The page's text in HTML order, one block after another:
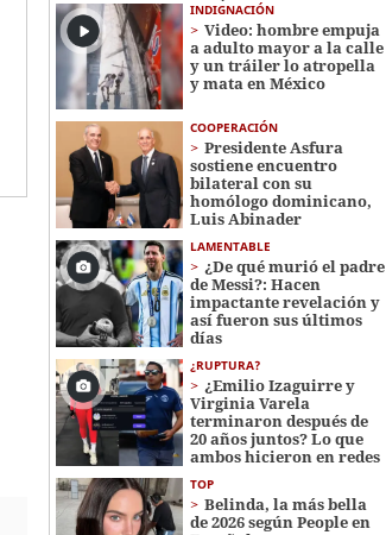
INDIGNACIÓN
Video: hombre empuja
a adulto mayor a la calle
y un tráiler lo atropella
y mata en México
COOPERACIÓN
Presidente Asfura
sostiene encuentro
bilateral con su
homólogo dominicano,
Luis Abinader
LAMENTABLE
¿De qué murió el padre
de Messi?: Hacen
impactante revelación y
así fueron sus últimos
días
¿RUPTURA?
¿Emilio Izaguirre y
Virginia Varela
terminaron después de
20 años juntos? Lo que
ambos hicieron en redes
TOP
Belinda, la más bella
de 2026 según People en